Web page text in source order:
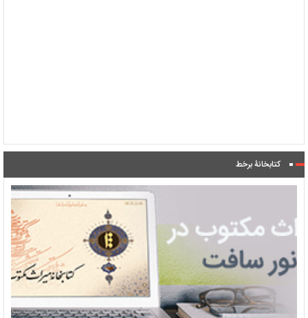
کتابخانۀ برخط